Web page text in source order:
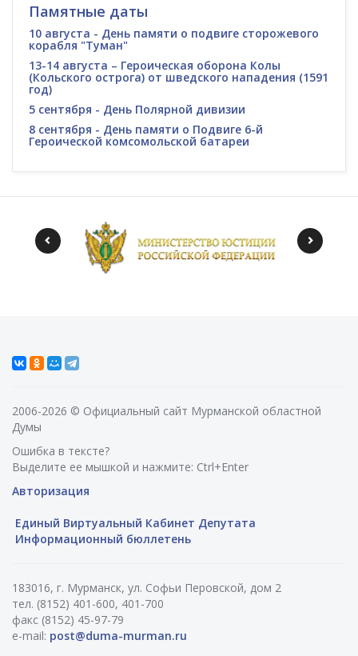
Памятные даты
10 августа - День памяти о подвиге сторожевого
корабля "Туман"
13-14 августа – Героическая оборона Колы
(Кольского острога) от шведского нападения (1591
год)
5 сентября - День Полярной дивизии
8 сентября - День памяти о Подвиге 6-й
Героической комсомольской батареи
2006-2026 © Официальный сайт Мурманской областной
Думы
Ошибка в тексте?
Выделите ее мышкой и нажмите: Ctrl+Enter
Авторизация
Единый Виртуальный Кабинет Депутата
Информационный бюллетень
183016, г. Мурманск, ул. Софьи Перовской, дом 2
тел. (8152) 401-600, 401-700
факс (8152) 45-97-79
e-mail: post@duma-murman.ru